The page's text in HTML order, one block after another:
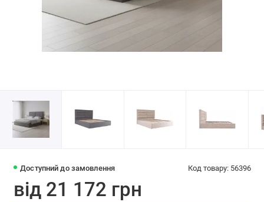
Доступний до замовлення Код товару: 56396
від 21 172 грн